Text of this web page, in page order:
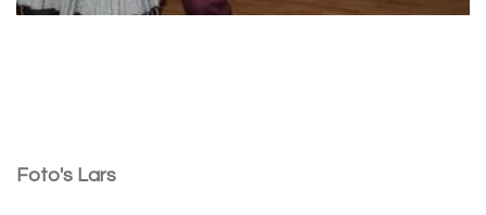
Foto's Lars